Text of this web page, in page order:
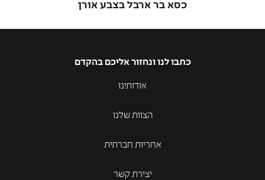
כסא בר ארבל בצבע אורן
כתבו לנו ונחזור אליכם בהקדם
אודותינו
הצוות שלנו
אחריות חברתית
יצירת קשר